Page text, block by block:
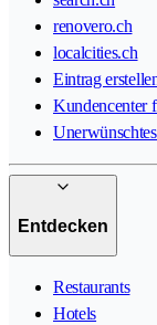
renovero.ch
localcities.ch
Eintrag
Kundencenter
Entdecken
Restaurants
Hotels